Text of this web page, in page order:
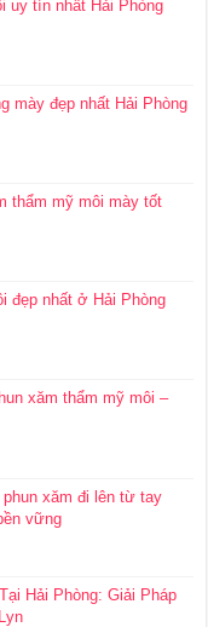
uy tín nhất Hải Phòng
mày đẹp nhất Hải Phòng
thẩm mỹ môi mày tốt
đẹp nhất ở Hải Phòng
xăm thẩm mỹ môi –
xăm đi lên từ tay
vững
Hải Phòng: Giải Pháp